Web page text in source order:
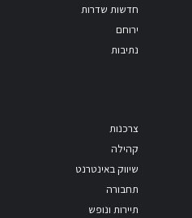
חדשות שדרות
ירוחם
נתיבות
צרכנות
קהילה
שיווק באינטרנט
תחבורה
תיירות ונופש